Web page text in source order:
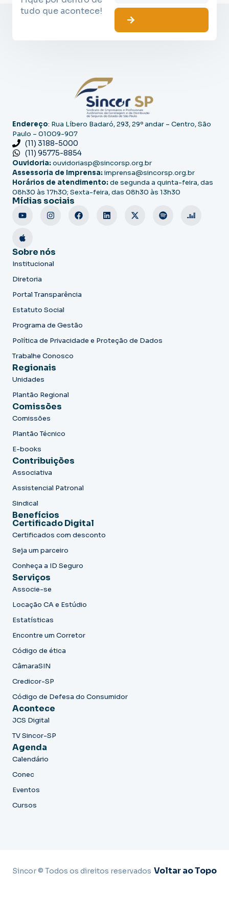
tudo que acontece!
Endereço: Rua Líbero Badaró, 293, 29º andar – Centro, São
Paulo – 01009-907
(11) 3188-5000
(11) 95775-8854
Ouvidoria: ouvidoriasp@sincorsp.org.br
Assessoria de Imprensa: imprensa@sincorsp.org.br
Horários de atendimento: de segunda a quinta-feira, das
08h30 às 17h30; Sexta-feira, das 08h30 às 13h30
Mídias sociais
Sobre nós
Institucional
Diretoria
Portal Transparência
Estatuto Social
Programa de Gestão
Política de Privacidade e Proteção de Dados
Trabalhe Conosco
Regionais
Unidades
Plantão Regional
Comissões
Comissões
Plantão Técnico
E-books
Contribuições
Associativa
Assistencial Patronal
Sindical
Benefícios
Certificado Digital
Certificados com desconto
Seja um parceiro
Conheça a ID Seguro
Serviços
Associe-se
Locação CA e Estúdio
Estatísticas
Encontre um Corretor
Código de ética
CâmaraSIN
Credicor-SP
Código de Defesa do Consumidor
Acontece
JCS Digital
TV Sincor-SP
Agenda
Calendário
Conec
Eventos
Cursos
Sincor © Todos os direitos reservados Voltar ao Topo